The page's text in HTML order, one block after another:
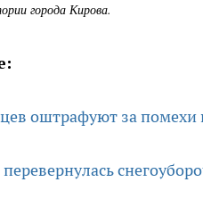
города Кирова.
оштрафуют за помехи